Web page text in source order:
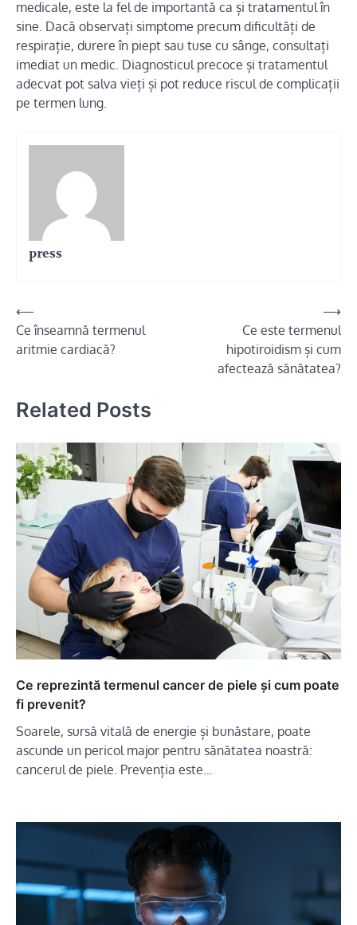
medicale, este la fel de importantă ca și tratamentul în
sine. Dacă observați simptome precum dificultăți de
respirație, durere în piept sau tuse cu sânge, consultați
imediat un medic. Diagnosticul precoce și tratamentul
adecvat pot salva vieți și pot reduce riscul de complicații
pe termen lung.
press
Navigare
în
⟵
Ce înseamnă termenul
aritmie cardiacă?
Ce este termenul
hipotiroidism și cum
afectează sănătatea?
⟶
Related Posts
Ce reprezintă termenul cancer de piele și cum poate
fi prevenit?
Soarele, sursă vitală de energie și bunăstare, poate
ascunde un pericol major pentru sănătatea noastră:
cancerul de piele. Prevenția este…